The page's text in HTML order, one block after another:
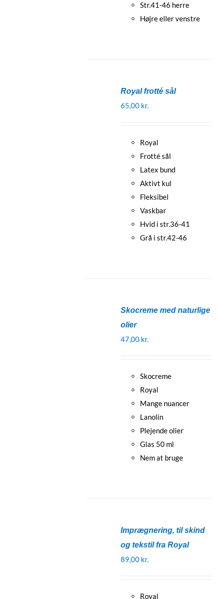
Str.41-46 herre
Højre eller venstre
Royal frotté sål
65,00 kr.
Royal
Frotté sål
Latex bund
Aktivt kul
Fleksibel
Vaskbar
Hvid i str.36-41
Grå i str.42-46
Skocreme med naturlige
olier
47,00 kr.
Skocreme
Royal
Mange nuancer
Lanolin
Plejende olier
Glas 50 ml
Nem at bruge
Imprægnering, til skind
og tekstil fra Royal
89,00 kr.
Royal